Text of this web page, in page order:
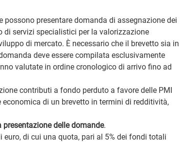
possono presentare domanda di assegnazione dei
di servizi specialistici per la valorizzazione
di mercato. È necessario che il brevetto sia in
deve essere compilata esclusivamente
valutate in ordine cronologico di arrivo fino ad
contributi a fondo perduto a favore delle PMI
di un brevetto in termini di redditività,
delle domande.
di cui una quota, pari al 5% dei fondi totali